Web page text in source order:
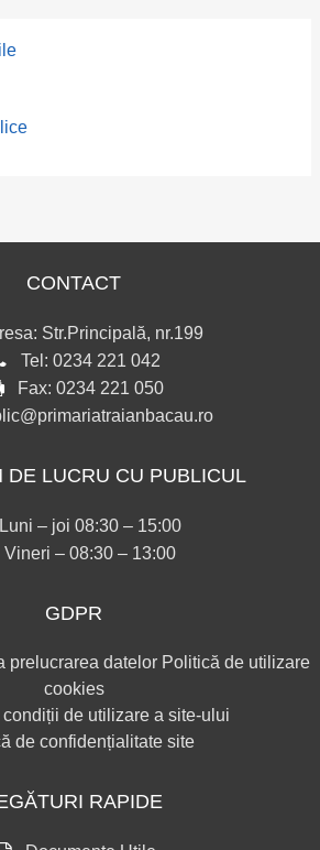
CONTACT
Str.Principală, nr.199
Tel: 0234 221 042
Fax: 0234 221 050
DE LUCRU CU PUBLICUL
Luni – joi 08:30 – 15:00
Vineri – 08:30 – 13:00
GDPR
prelucrarea datelor Politică de utilizare
cookies
condiții de utilizare a site-ului
de confidențialitate site
RAPIDE